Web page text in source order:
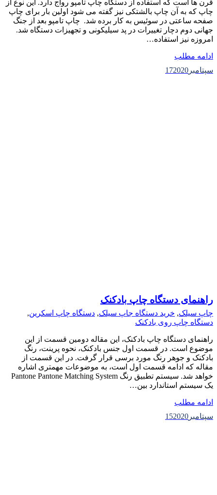
قرن ها است که استفاده از دستگاه چاپ تامپو رواج دارد. این نوع از
چاپ که به آن چاپ بالشتکی نیز گفته می شود اولین بار برای چاپ
صفحه ساعتی در سوئیس به کار برده شد. چاپ تامپو بعد از جنگ
جهانی دوم دچار تغییرات در پد سیلیکونی و تجهیزات دستگاه شد.
امروزه نیز استفاده…
ادامه مطلب
سپتامبر
172020
راهنمای دستگاه چاپ بادکنک
چاپ سیلک, خرید دستگاه جاپ سیلک, دستگاه چاپ اسکرین,
دستگاه چاپ روی بادکنک
راهنمای دستگاه چاپ بادکنک، این مقاله دومین قسمت از این
موضوع است. در قسمت اول جنس بادکنک، نحوه پرینت، رنگ
بادکنک و جوهر رنگ مورد برسی قرار گرفت. در این قسمت از
مقاله که ادامه قسمت اول است، به موضوعات مهمتری اشاره
خواهد شد. سیستم تطبیق رنگ Pantone Pantone Matching System
یک سیستم استاندارد بین…
ادامه مطلب
سپتامبر
152020